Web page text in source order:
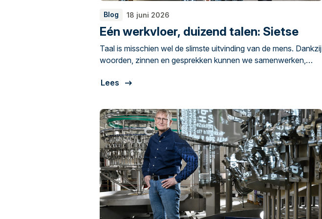
Blog 18 juni 2026
Eén werkvloer, duizend talen: Sietse
Taal is misschien wel de slimste uitvinding van de mens. Dankzij
woorden, zinnen en gesprekken kunnen we samenwerken,
altijd vanzelf. Sietse Schotanus is chef werkplaats bij Langhout
Lees